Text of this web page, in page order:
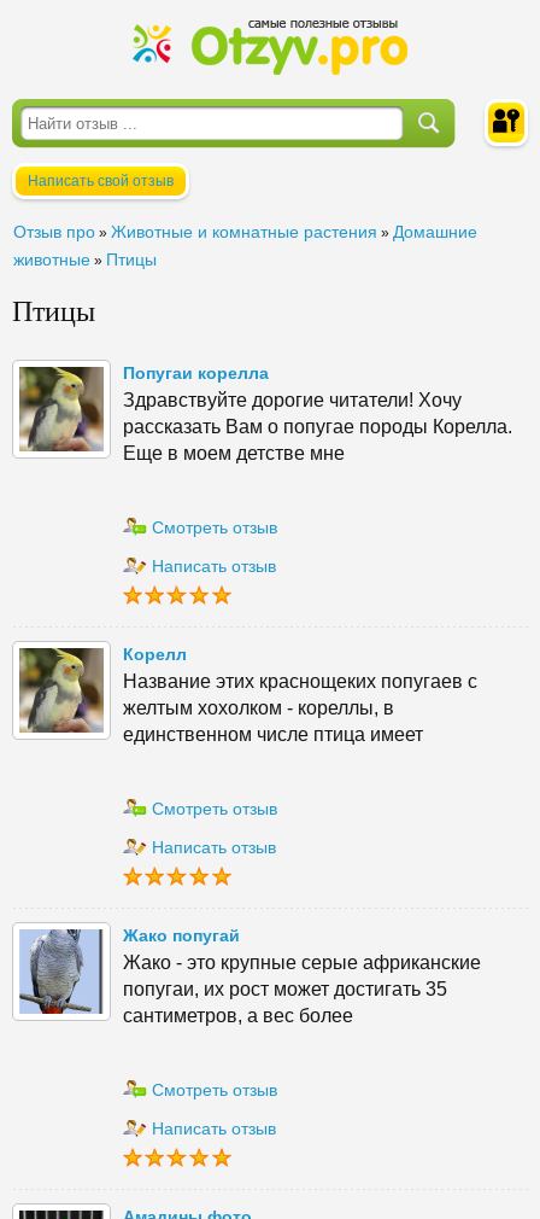
Написать свой отзыв
Отзыв про » Животные и комнатные растения » Домашние
животные » Птицы
Птицы
Попугаи корелла
Здравствуйте дорогие читатели! Хочу
рассказать Вам о попугае породы Корелла.
Еще в моем детстве мне
Смотреть отзыв
Написать отзыв
Корелл
Название этих краснощеких попугаев с
желтым хохолком - кореллы, в
единственном числе птица имеет
Смотреть отзыв
Написать отзыв
Жако попугай
Жако - это крупные серые африканские
попугаи, их рост может достигать 35
сантиметров, а вес более
Смотреть отзыв
Написать отзыв